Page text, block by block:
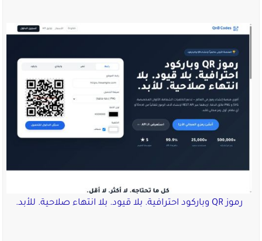
رموز QR وباركود احترافية. بلا قيود. بلا انتهاء صلاحية. للأبد.